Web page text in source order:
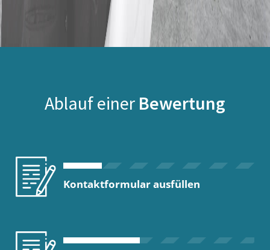
Ablauf einer Bewertung
Kontaktformular ausfüllen